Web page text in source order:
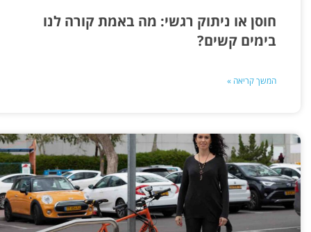
חוסן או ניתוק רגשי: מה באמת קורה לנו
בימים קשים?
המשך קריאה »